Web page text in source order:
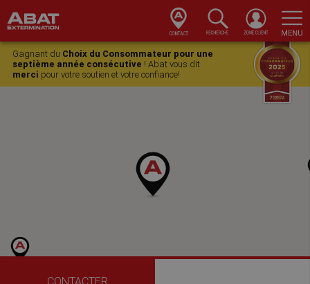
Skip
primary
navigation
Skip
main
content
Skip
footer
Gagnant du Choix du Consommateur pour une
septième année consécutive ! Abat vous dit
merci pour votre soutien et votre confiance!
CONTACTER